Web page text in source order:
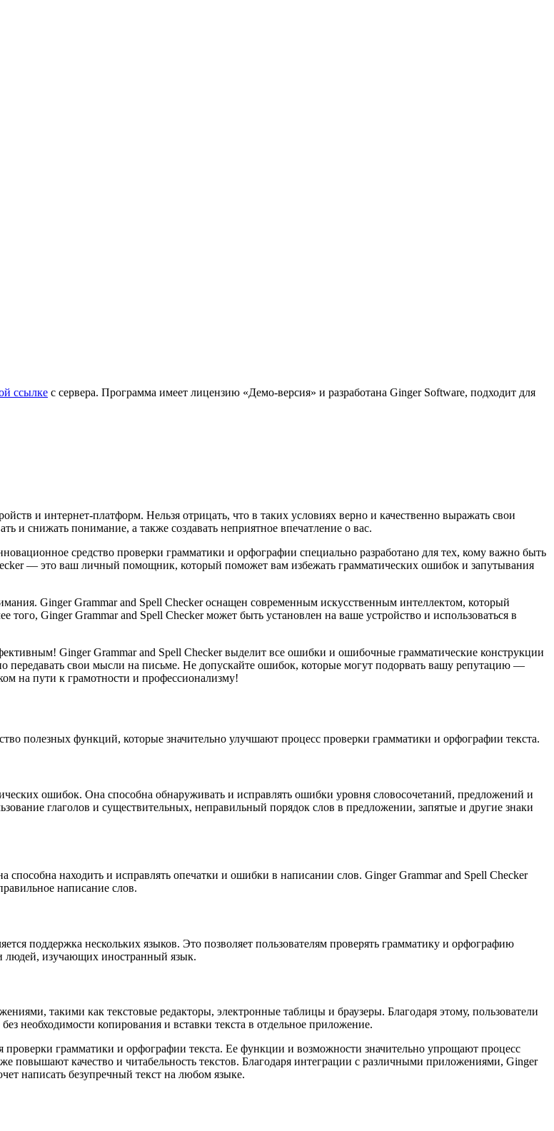
ссылке с сервера. Программа имеет лицензию «Демо-версия» и разработана Ginger Software, подходит для
и интернет-платформ. Нельзя отрицать, что в таких условиях верно и качественно выражать свои
и снижать понимание, а также создавать неприятное впечатление о вас.
средство проверки грамматики и орфографии специально разработано для тех, кому важно быть
— это ваш личный помощник, который поможет вам избежать грамматических ошибок и запутывания
Ginger Grammar and Spell Checker оснащен современным искусственным интеллектом, который
Ginger Grammar and Spell Checker может быть установлен на ваше устройство и использоваться в
Ginger Grammar and Spell Checker выделит все ошибки и ошибочные грамматические конструкции
передавать свои мысли на письме. Не допускайте ошибок, которые могут подорвать вашу репутацию —
на пути к грамотности и профессионализму!
полезных функций, которые значительно улучшают процесс проверки грамматики и орфографии текста.
ошибок. Она способна обнаруживать и исправлять ошибки уровня словосочетаний, предложений и
глаголов и существительных, неправильный порядок слов в предложении, запятые и другие знаки
находить и исправлять опечатки и ошибки в написании слов. Ginger Grammar and Spell Checker
написание слов.
поддержка нескольких языков. Это позволяет пользователям проверять грамматику и орфографию
людей, изучающих иностранный язык.
такими как текстовые редакторы, электронные таблицы и браузеры. Благодаря этому, пользователи
необходимости копирования и вставки текста в отдельное приложение.
грамматики и орфографии текста. Ее функции и возможности значительно упрощают процесс
повышают качество и читабельность текстов. Благодаря интеграции с различными приложениями, Ginger
написать безупречный текст на любом языке.